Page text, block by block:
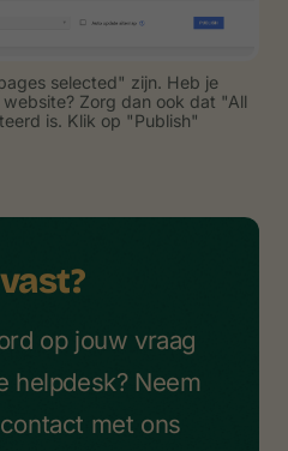
selected" zijn. Heb je
Zorg dan ook dat "All
is. Klik op "Publish"
op jouw vraag
helpdesk? Neem
met ons